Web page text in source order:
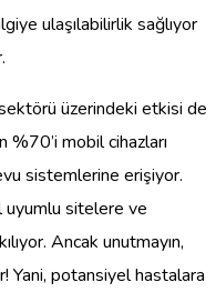
ulaşılabilirlik sağlıyor
üzerindeki etkisi de
%70’i mobil cihazları
sistemlerine erişiyor.
uyumlu sitelere ve
Ancak unutmayın,
Yani, potansiyel hastalara